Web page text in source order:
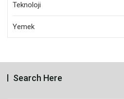
Teknoloji
Yemek
Search Here